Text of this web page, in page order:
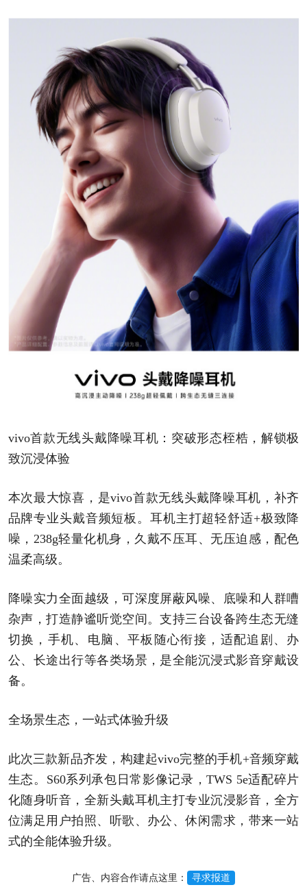
vivo首款无线头戴降噪耳机：突破形态桎梏，解锁极
致沉浸体验
本次最大惊喜，是vivo首款无线头戴降噪耳机，补齐
品牌专业头戴音频短板。耳机主打超轻舒适+极致降
噪，238g轻量化机身，久戴不压耳、无压迫感，配色
温柔高级。
降噪实力全面越级，可深度屏蔽风噪、底噪和人群嘈
杂声，打造静谧听觉空间。支持三台设备跨生态无缝
切换，手机、电脑、平板随心衔接，适配追剧、办
公、长途出行等各类场景，是全能沉浸式影音穿戴设
备。
全场景生态，一站式体验升级
此次三款新品齐发，构建起vivo完整的手机+音频穿戴
生态。S60系列承包日常影像记录，TWS 5e适配碎片
化随身听音，全新头戴耳机主打专业沉浸影音，全方
位满足用户拍照、听歌、办公、休闲需求，带来一站
式的全能体验升级。
广告、内容合作请点这里： 寻求报道